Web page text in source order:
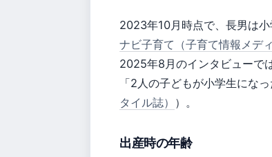
2023年10月時点で、長男は
ナビ子育て（子育て情報メディ
2025年8月のインタビューで
「2人の子どもが小学生にな
タイル誌） ）。
出産時の年齢